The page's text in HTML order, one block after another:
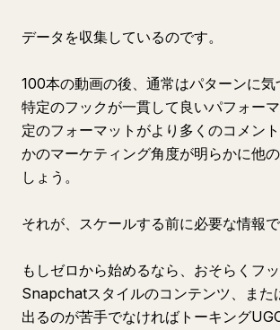
データを収集しているのです。
100本の動画の後、通常はパターンに気
特定のフックが一貫して良いパフォー
定のフォーマットがより多くのコメン
かのマーケティング角度が明らかに他
しょう。
それが、スケールする前に必要な情報で
もしゼロから始めるなら、おそらくフッ
Snapchatスタイルのコンテンツ、また
出るのが苦手でなければトーキング